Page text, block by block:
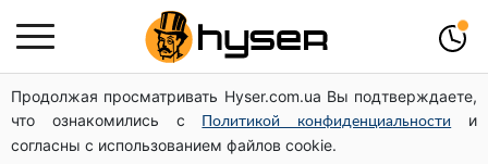
Продолжая просматривать Hyser.com.ua Вы подтверждаете,
что ознакомились с
Политикой конфиденциальности
и
согласны с использованием файлов cookie.
Чи може Поштова площа стати головною точкою
входу до історичного Києва
Олена Тополя злив відео – це далеко не все: фронтмен